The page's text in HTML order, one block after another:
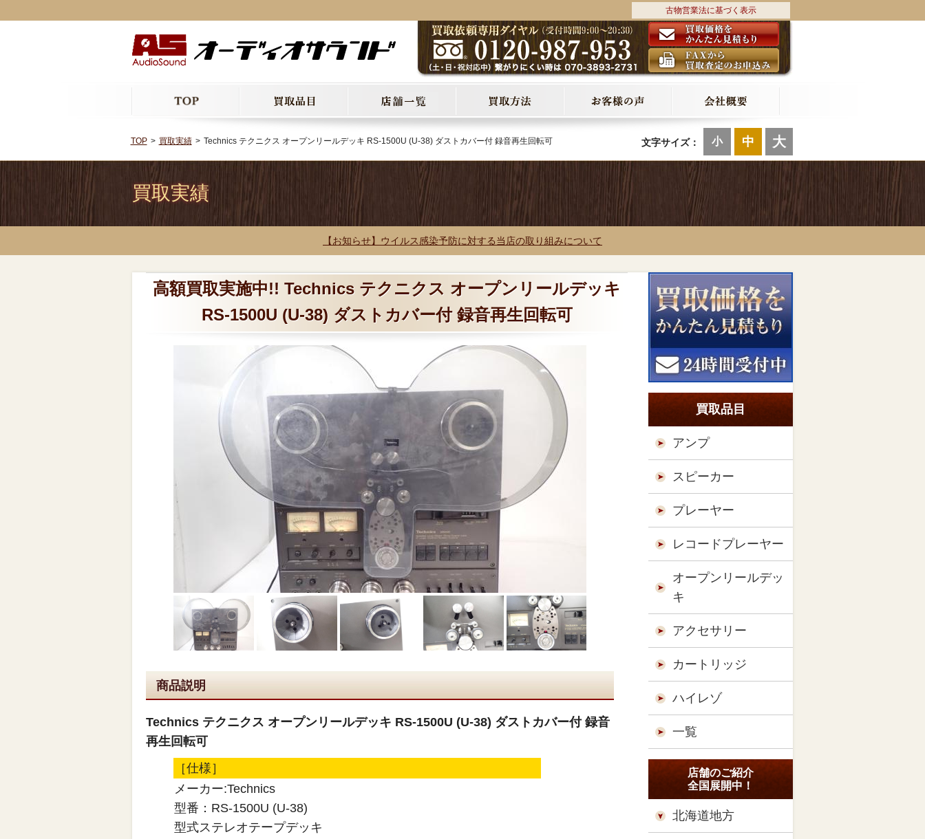
古物営業法に基づく表示
文字サイズ： 小 中 大
TOP 買取実績 Technics テクニクス オープンリールデッキ RS-1500U (U-38) ダストカバー付 録音再生回転可
買取実績
【お知らせ】ウイルス感染予防に対する当店の取り組みについて
高額買取実施中!! Technics テクニクス オープンリールデッキ
RS-1500U (U-38) ダストカバー付 録音再生回転可
商品説明
Technics テクニクス オープンリールデッキ RS-1500U (U-38) ダストカバー付 録音
再生回転可
［仕様］
メーカー:Technics
型番：RS-1500U (U-38)
型式ステレオテープデッキ
買取品目
アンプ
スピーカー
プレーヤー
レコードプレーヤー
オープンリールデッ
キ
アクセサリー
カートリッジ
ハイレゾ
一覧
店舗のご紹介
全国展開中！
北海道地方